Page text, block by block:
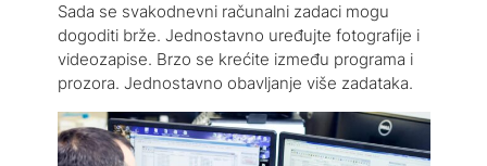
Sada se svakodnevni računalni zadaci mogu
dogoditi brže. Jednostavno uređujte fotografije i
videozapise. Brzo se krećite između programa i
prozora. Jednostavno obavljanje više zadataka.